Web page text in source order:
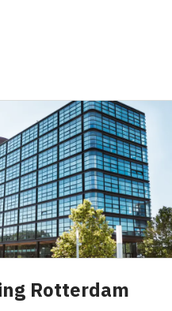
Rotterdam